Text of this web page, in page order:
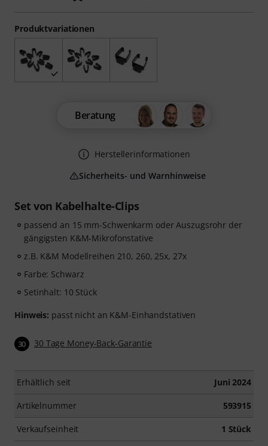
Set von Kabelhalte-Clips
passend an 15 mm-Schwenkarm oder Auszugsrohr der
gängigsten K&M-Mikrofonstative
z.B. K&M Modellreihen 210, 260, 25x, 27x
Farbe: Schwarz
Setinhalt: 10 Stück
Hinweis: passt nicht an K&M-Einhandstativen
30 30 Tage Money-Back-Garantie
Erhältlich seit Juni 2024
Artikelnummer 593915
Verkaufseinheit 1 Stück
Produktvariationen
Beratung
Herstellerinformationen
Sicherheits- und Warnhinweise